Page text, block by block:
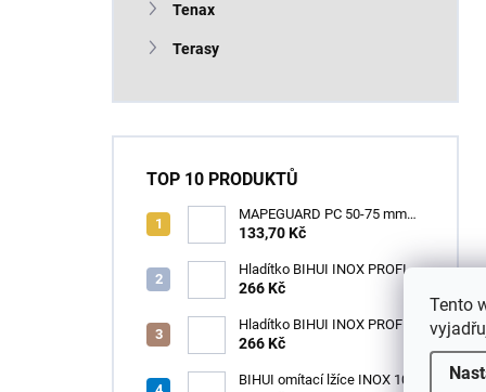
Tento
Tenax
Terasy
TOP 10 PRODUKTŮ
MAPEGUARD PC 50-75 mm
(1box=25ks) /1ks
133,70 Kč
Hladítko BIHUI INOX PROFI
280 x 120 mm zub 12mm -
266 Kč
Hladítko BIHUI INOX PROFI
280 x 120 mm zub 3,2mm -
266 Kč
BIHUI omítací lžíce INOX 100